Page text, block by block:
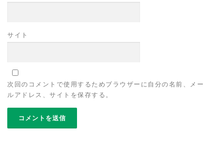
サイト
次回のコメントで使用するためブラウザーに自分の名前、メー
ルアドレス、サイトを保存する。